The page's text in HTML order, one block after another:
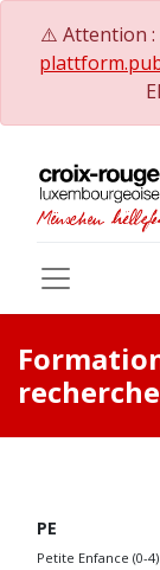
⚠️ Attention :
recherche
PE
Petite Enfance (0-4)